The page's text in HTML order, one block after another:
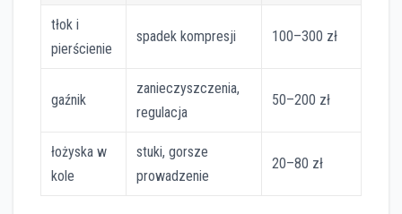
tłok i
pierścienie
spadek kompresji 100–300 zł
gaźnik
zanieczyszczenia,
regulacja
50–200 zł
łożyska w
kole
stuki, gorsze
prowadzenie
20–80 zł